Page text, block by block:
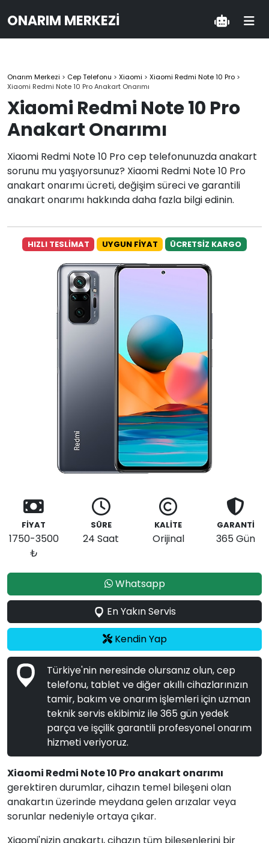
ONARIM MERKEZI
Onarım Merkezi > Cep Telefonu > Xiaomi > Xiaomi Redmi Note 10 Pro >
Xiaomi Redmi Note 10 Pro Anakart Onarımı
Xiaomi Redmi Note 10 Pro
Anakart Onarımı
Xiaomi Redmi Note 10 Pro cep telefonunuzda anakart
sorunu mu yaşıyorsunuz? Xiaomi Redmi Note 10 Pro
anakart onarımı ücreti, değişim süreci ve garantili
anakart onarımı hakkında daha fazla bilgi edinin.
HIZLI TESLİMAT UYGUN FİYAT ÜCRETSİZ KARGO
FİYAT
1750-3500
₺
SÜRE
24 Saat
KALİTE
Orijinal
GARANTİ
365 Gün
Whatsapp
En Yakın Servis
Kendin Yap
Türkiye'nin neresinde olursanız olun, cep
telefonu, tablet ve diğer akıllı cihazlarınızın
tamir, bakım ve onarım işlemleri için uzman
teknik servis ekibimiz ile 365 gün yedek
parça ve işçilik garantili profesyonel onarım
hizmeti veriyoruz.
Xiaomi Redmi Note 10 Pro anakart onarımı
gerektiren durumlar, cihazın temel bileşeni olan
anakartın üzerinde meydana gelen arızalar veya
sorunlar nedeniyle ortaya çıkar.